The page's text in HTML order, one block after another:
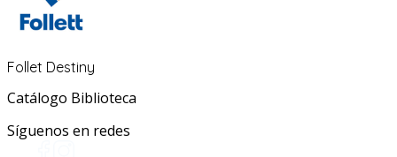
Follet Destiny
Catálogo Biblioteca
Síguenos en redes